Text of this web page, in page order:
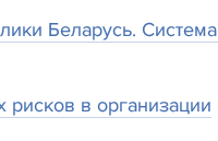
Беларусь.
в организации